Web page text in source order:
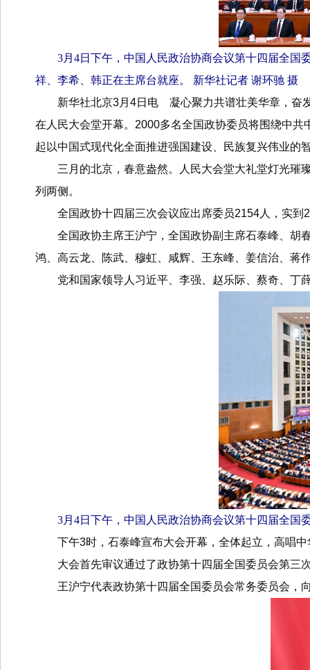
3月4日下午，中国人民政治协商会议第十四届全国
祥、李希、韩正在主席台就座。 新华社记者 谢环驰 摄
新华社北京3月4日电 凝心聚力共谱壮美华章，奋
在人民大会堂开幕。2000多名全国政协委员将围绕中
起以中国式现代化全面推进强国建设、民族复兴伟业的
三月的北京，春意盎然。人民大会堂大礼堂灯光璀
列两侧。
全国政协十四届三次会议应出席委员2154人，实到
全国政协主席王沪宁，全国政协副主席石泰峰、胡
鸿、高云龙、陈武、穆虹、咸辉、王东峰、姜信治、蒋
党和国家领导人习近平、李强、赵乐际、蔡奇、丁
3月4日下午，中国人民政治协商会议第十四届全国
下午3时，石泰峰宣布大会开幕，全体起立，高唱
大会首先审议通过了政协第十四届全国委员会第三
王沪宁代表政协第十四届全国委员会常务委员会，